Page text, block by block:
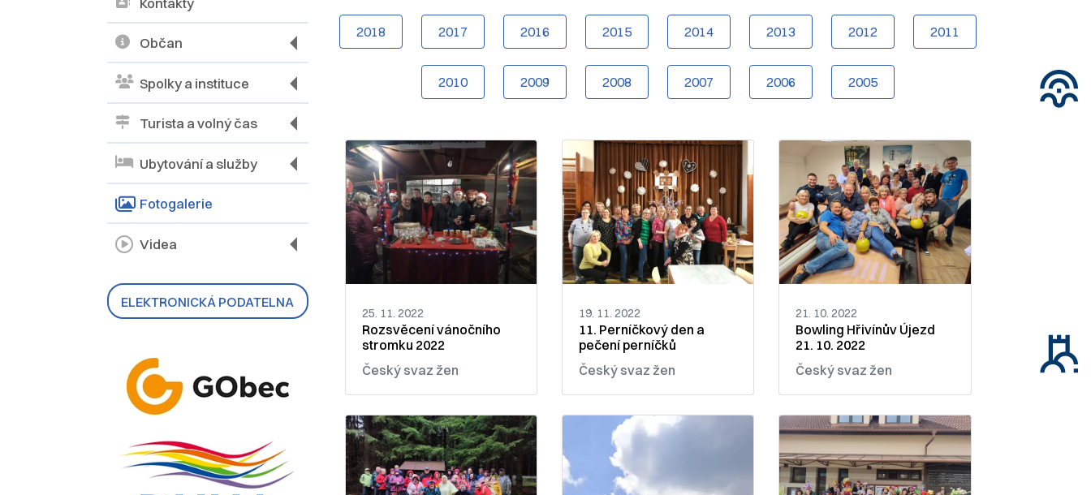
Občan
Spolky a instituce
Turista a volný čas
Ubytování a služby
Fotogalerie
Videa
ELEKTRONICKÁ PODATELNA
2018 2017 2016 2015 2014 2013 2012 2011
2010 2009 2008 2007 2006 2005
25. 11. 2022
Rozsvěcení vánočního
stromku 2022
Český svaz žen
19. 11. 2022
11. Perníčkový den a
pečení perníčků
Český svaz žen
21. 10. 2022
Bowling Hřivínův Újezd
21. 10. 2022
Český svaz žen